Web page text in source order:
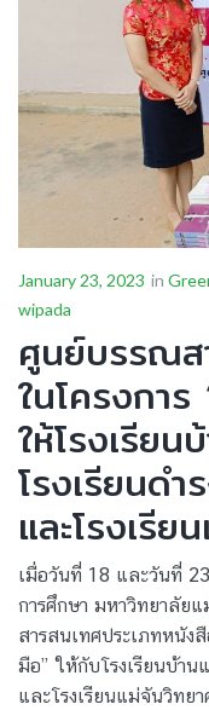
January 23, 2023 in
wipada
ศูนย์บรรณ
ในโครงกา
ให้โรงเรียน
โรงเรียนดำ
และโรงเรี
เมื่อวันที่ 18 และวันที่
การศึกษา มหาวิทยาลัย
สารสนเทศประเภทหนัง
มือ” ให้กับโรงเรียนบ้าน
และโรงเรียนแม่จันวิทย